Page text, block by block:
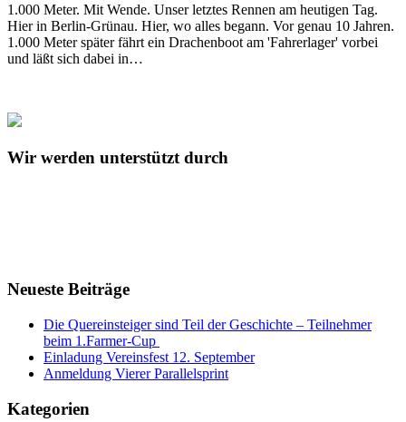
1.000 Meter. Mit Wende. Unser letztes Rennen am heutigen Tag.
Hier in Berlin-Grünau. Hier, wo alles begann. Vor genau 10 Jahren.
1.000 Meter später fährt ein Drachenboot am 'Fahrerlager' vorbei
und läßt sich dabei in…
Wir werden unterstützt durch
Neueste Beiträge
Die Quereinsteiger sind Teil der Geschichte – Teilnehmer
beim 1.Farmer-Cup
Einladung Vereinsfest 12. September
Anmeldung Vierer Parallelsprint
Kategorien